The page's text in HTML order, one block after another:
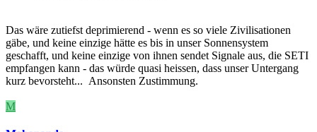
Das wäre zutiefst deprimierend - wenn es so viele Zivilisationen
gäbe, und keine einzige hätte es bis in unser Sonnensystem
geschafft, und keine einzige von ihnen sendet Signale aus, die SETI
empfangen kann - das würde quasi heissen, dass unser Untergang
kurz bevorsteht... Ansonsten Zustimmung.
M